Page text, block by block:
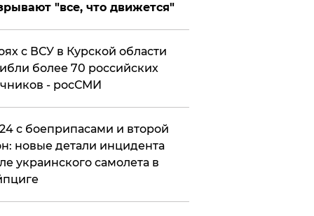
"все, что движется"
с ВСУ в Курской области
более 70 российских
- росСМИ
с боеприпасами и второй
новые детали инцидента
украинского самолета в